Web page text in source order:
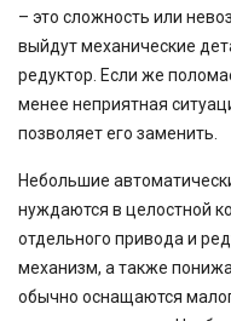
– это сложность или
выйдут механические
редуктор. Если же
менее неприятная
позволяет его заменить.
Небольшие
нуждаются в целостной
отдельного привода и
механизм, а также
обычно оснащаются